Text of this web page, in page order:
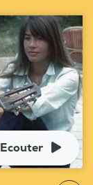
Ecouter